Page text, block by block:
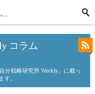
コラム
分戦略研究所 Weekly」に載っ
す。